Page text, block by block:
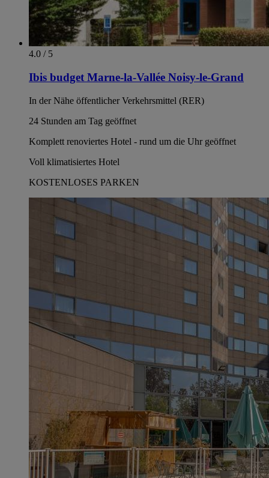
4.0 / 5
Ibis budget Marne-la-Vallée Noisy-le-Grand
In der Nähe öffentlicher Verkehrsmittel (RER)
24 Stunden am Tag geöffnet
Komplett renoviertes Hotel - rund um die Uhr geöffnet
Voll klimatisiertes Hotel
KOSTENLOSES PARKEN